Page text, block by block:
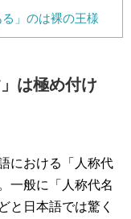
」のは裸の王様
は極め付け
における「人称代
一般に「人称代名
と日本語では驚く